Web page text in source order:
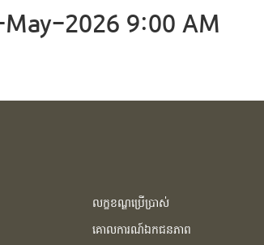
May-2026 9:00 AM
លក្ខខណ្ឌប្រើប្រាស់
គោលការណ៍ឯកជនភាព